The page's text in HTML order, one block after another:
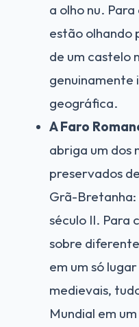
a olho nu.
estão olhando
de um castelo
genuinamente
geográfica.
A Faro
abriga um dos
preservados
Grã-Bretanha:
século II. Para
sobre
em um só
medievais,
Mundial em